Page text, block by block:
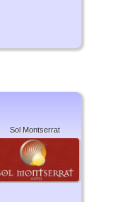
Sol Montserrat